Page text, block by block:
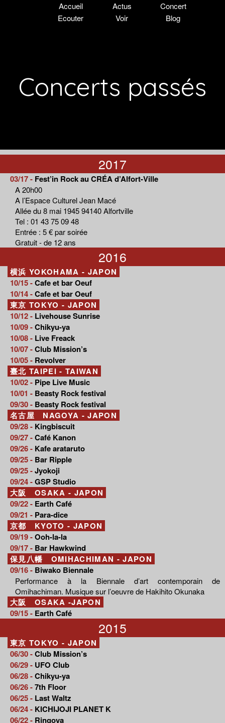
Accueil Actus
Concert
Ecouter
Voir Blog
Concerts passés
2017
03/17 - Fest’in Rock au CRÉA d’Alfort-Ville
A 20h00
A l’Espace Culturel Jean Macé
Allée du 8 mai 1945 94140 Alfortville
Tel : 01 43 75 09 48
Entrée : 5 € par soirée
Gratuit - de 12 ans
2016
横浜 YOKOHAMA - JAPON
10/15 -Cafe et bar Oeuf
10/14 -Cafe et bar Oeuf
東京 TOKYO - JAPON
10/12 - Livehouse Sunrise
10/09 -Chikyu-ya
10/08 - Live Freack
10/07 -Club Mission’s
10/05 - Revolver
臺北 TAIPEI - TAIWAN
10/02 - Pipe Live Music
10/01 - Beasty Rock festival
09/30 - Beasty Rock festival
名古屋 NAGOYA - JAPON
09/28 - Kingbiscuit
09/27 -Café Kanon
09/26 - Kafe arataruto
09/25 - Bar Ripple
09/25 -Jyokoji
09/24 -GSP Studio
大阪 OSAKA - JAPON
09/22 - Earth Café
09/21 - Para-dice
京都 KYOTO - JAPON
09/19 -Ooh-la-la
09/17 - Bar Hawkwind
保見八幡 OMIHACHIMAN - JAPON
09/16 - Biwako Biennale
Performance à la Biennale d’art contemporain de
Omihachiman. Musique sur l’oeuvre de Hakihito Okunaka
大阪 OSAKA -JAPON
09/15 - Earth Café
2015
東京 TOKYO - JAPON
06/30 -Club Mission’s
06/29 - UFO Club
06/28 -Chikyu-ya
06/26 -7th Floor
06/25 - Last Waltz
06/24 - KICHIJOJI PLANET K
06/22 - Ringoya